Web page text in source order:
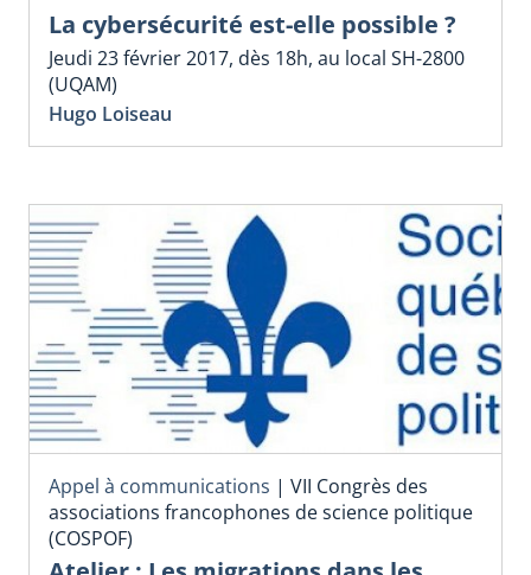
La cybersécurité est-elle possible ?
Jeudi 23 février 2017, dès 18h, au local SH-2800
(UQAM)
Hugo Loiseau
Appel à communications | VII Congrès des
associations francophones de science politique
(COSPOF)